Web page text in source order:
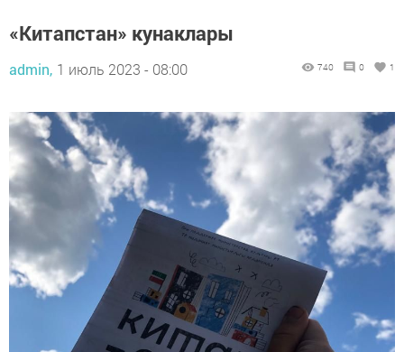
«Китапстан» кунаклары
admin, 1 июль 2023 - 08:00 740 0 1